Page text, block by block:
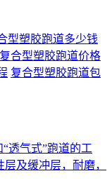
型塑胶跑道多少钱
复合型塑胶跑道价格
复合型塑胶跑道包
透气式”跑道的工
及缓冲层，耐磨，